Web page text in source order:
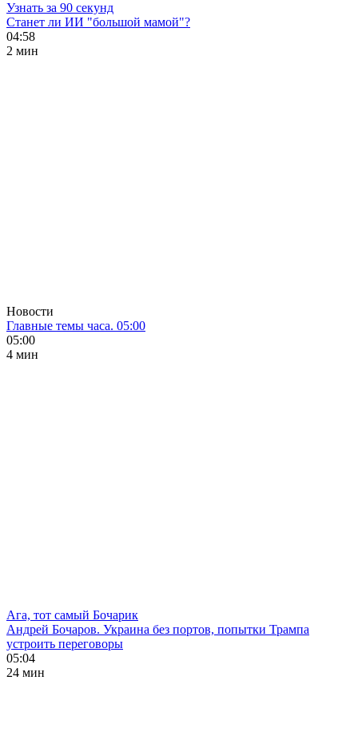
Узнать за 90 секунд
Станет ли ИИ "большой мамой"?
04:58
2 мин
Новости
Главные темы часа. 05:00
05:00
4 мин
Ага, тот самый Бочарик
Андрей Бочаров. Украина без портов, попытки Трампа
устроить переговоры
05:04
24 мин